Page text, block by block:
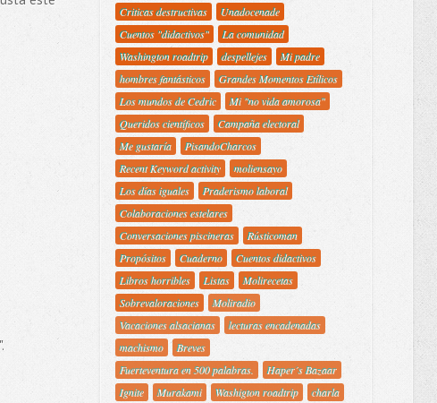
Criticas destructivas
Unadocenade
Cuentos "didactivos"
La comunidad
Washington roadtrip
despellejes
Mi padre
hombres fantásticos
Grandes Momentos Etílicos
Los mundos de Cedric
Mi "no vida amorosa"
Queridos científicos
Campaña electoral
Me gustaría
PisandoCharcos
Recent Keyword activity
moliensayo
Los días iguales
Praderismo laboral
Colaboraciones estelares
Conversaciones piscineras
Rústicoman
Propósitos
Cuaderno
Cuentos didactivos
Libros horribles
Listas
Molirecetas
Sobrevaloraciones
Moliradio
Vacaciones alsacianas
lecturas encadenadas
machismo
Breves
Fuerteventura en 500 palabras.
Haper´s Bazaar
Ignite
Murakami Washigton roadtrip charla